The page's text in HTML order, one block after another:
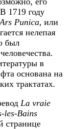
1719 году
Ars Punica, или
нелепая
был
в
основана на
трактатах.
La vraie
les-Bains
странице